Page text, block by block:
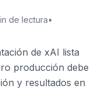
de lectura•
de xAI lista
producción debe
y resultados en